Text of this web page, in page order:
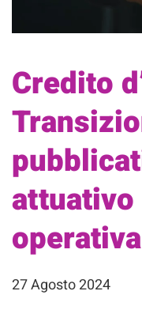
Credito
operativa
27 Agosto 2024